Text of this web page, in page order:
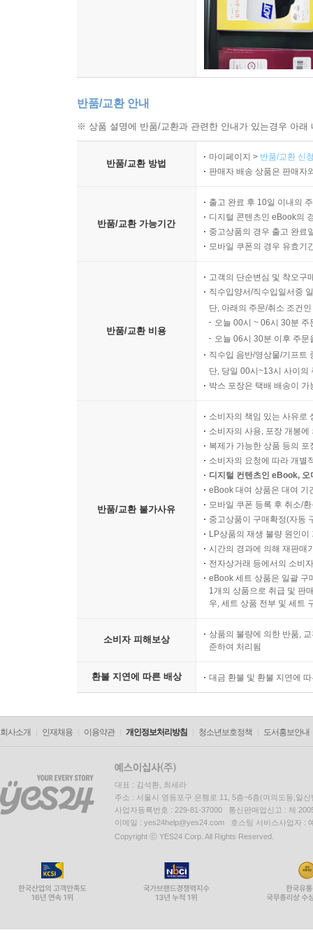
반품/교환 안내
※ 상품 설명에 반품/교환과 관련한 안내가 있는경우 아
반품/교환 방법
마이페이지 > 반품/교환 신
판매자 배송 상품은 판매자
반품/교환 가능기간
출고 완료 후 10일 이내의
디지털 콘텐츠인 eBook의
중고상품의 경우 출고 완료
모바일 쿠폰의 경우 유효기
반품/교환 비용
고객의 단순변심 및 착오구
직수입양서/직수입일서중
단, 아래의 주문/취소 조건
오늘 00시 ~ 06시 30분
오늘 06시 30분 이후 주
직수입 음반/영상물/기프트
단, 당일 00시~13시 사이의
박스 포장은 택배 배송이
반품/교환 불가사유
소비자의 책임 있는 사유로
소비자의 사용, 포장 개봉
복제가 가능한 상품 등의
소비자의 요청에 따라 개별
디지털 컨텐츠인 eBook,
eBook 대여 상품은 대여 기
모바일 쿠폰 등록 후 취소/
중고상품이 구매확정(자동
LP상품의 재생 불량 원인
시간의 경과에 의해 재판매
전자상거래 등에서의 소비
eBook 세트 상품은 일괄 구
1개의 상품으로 취급 및 판
우, 세트 상품 전부 및 세트
소비자 피해보상
상품의 불량에 의한 반품,
준하여 처리됨
환불 지연에 따른 배상 대금 환불 및 환불 지연에
회사소개 인재채용 이용약관 개인정보처리방침 청소년보호정책 도서홍보안내
대표 : 김석환, 최세라
주소 : 서울시 영등포구 은행로 11, 5층~6층(여의도동,일신
사업자등록번호 : 229-81-37000 통신판매업신고 : 제
이메일 : yes24help@yes24.com 호스팅 서비스사업자 :
Copyright ⓒ YES24 Corp. All Rights Reserved.